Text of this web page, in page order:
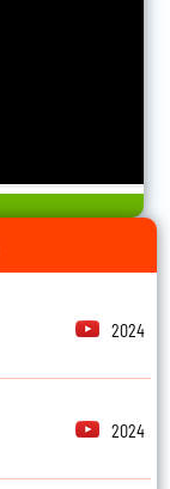
2024
2024